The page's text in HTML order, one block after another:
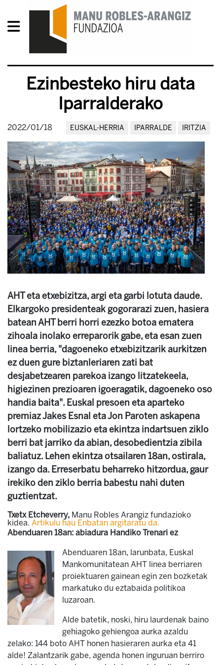
Ezinbesteko hiru data
Iparralderako
2022/01/18 EUSKAL-HERRIA IPARRALDE IRITZIA
AHT eta etxebizitza, argi eta garbi lotuta daude.
Elkargoko presidenteak gogorarazi zuen, hasiera
batean AHT berri horri ezezko botoa ematera
zihoala inolako erreparorik gabe, eta esan zuen
linea berria, "dagoeneko etxebizitzarik aurkitzen
ez duen gure biztanleriaren zati bat
desjabetzearen parekoa izango litzatekeela,
higiezinen prezioaren igoeragatik, dagoeneko oso
handia baita". Euskal presoen eta aparteko
premiaz Jakes Esnal eta Jon Paroten askapena
lortzeko mobilizazio eta ekintza indartsuen ziklo
berri bat jarriko da abian, desobedientzia zibila
baliatuz. Lehen ekintza otsailaren 18an, ostirala,
izango da. Erreserbatu beharreko hitzordua, gaur
irekiko den ziklo berria babestu nahi duten
guztientzat.
Txetx Etcheverry, Manu Robles Arangiz fundazioko
kidea. Artikulu hau Enbatan argitaratu da.
Abenduaren 18an: abiadura Handiko Trenari ez
Abenduaren 18an, larunbata, Euskal
Mankomunitatean AHT linea berriaren
proiektuaren gainean egin zen bozketak
markatuko du eztabaida politikoa
luzaroan.
Alde batetik, noski, hiru laurdenak baino
gehiagoko gehiengoa aurka azaldu
zelako: 144 boto AHT honen hasieraren aurka eta 41
alde! Zalantzarik gabe, agenda honen inguruan berriro